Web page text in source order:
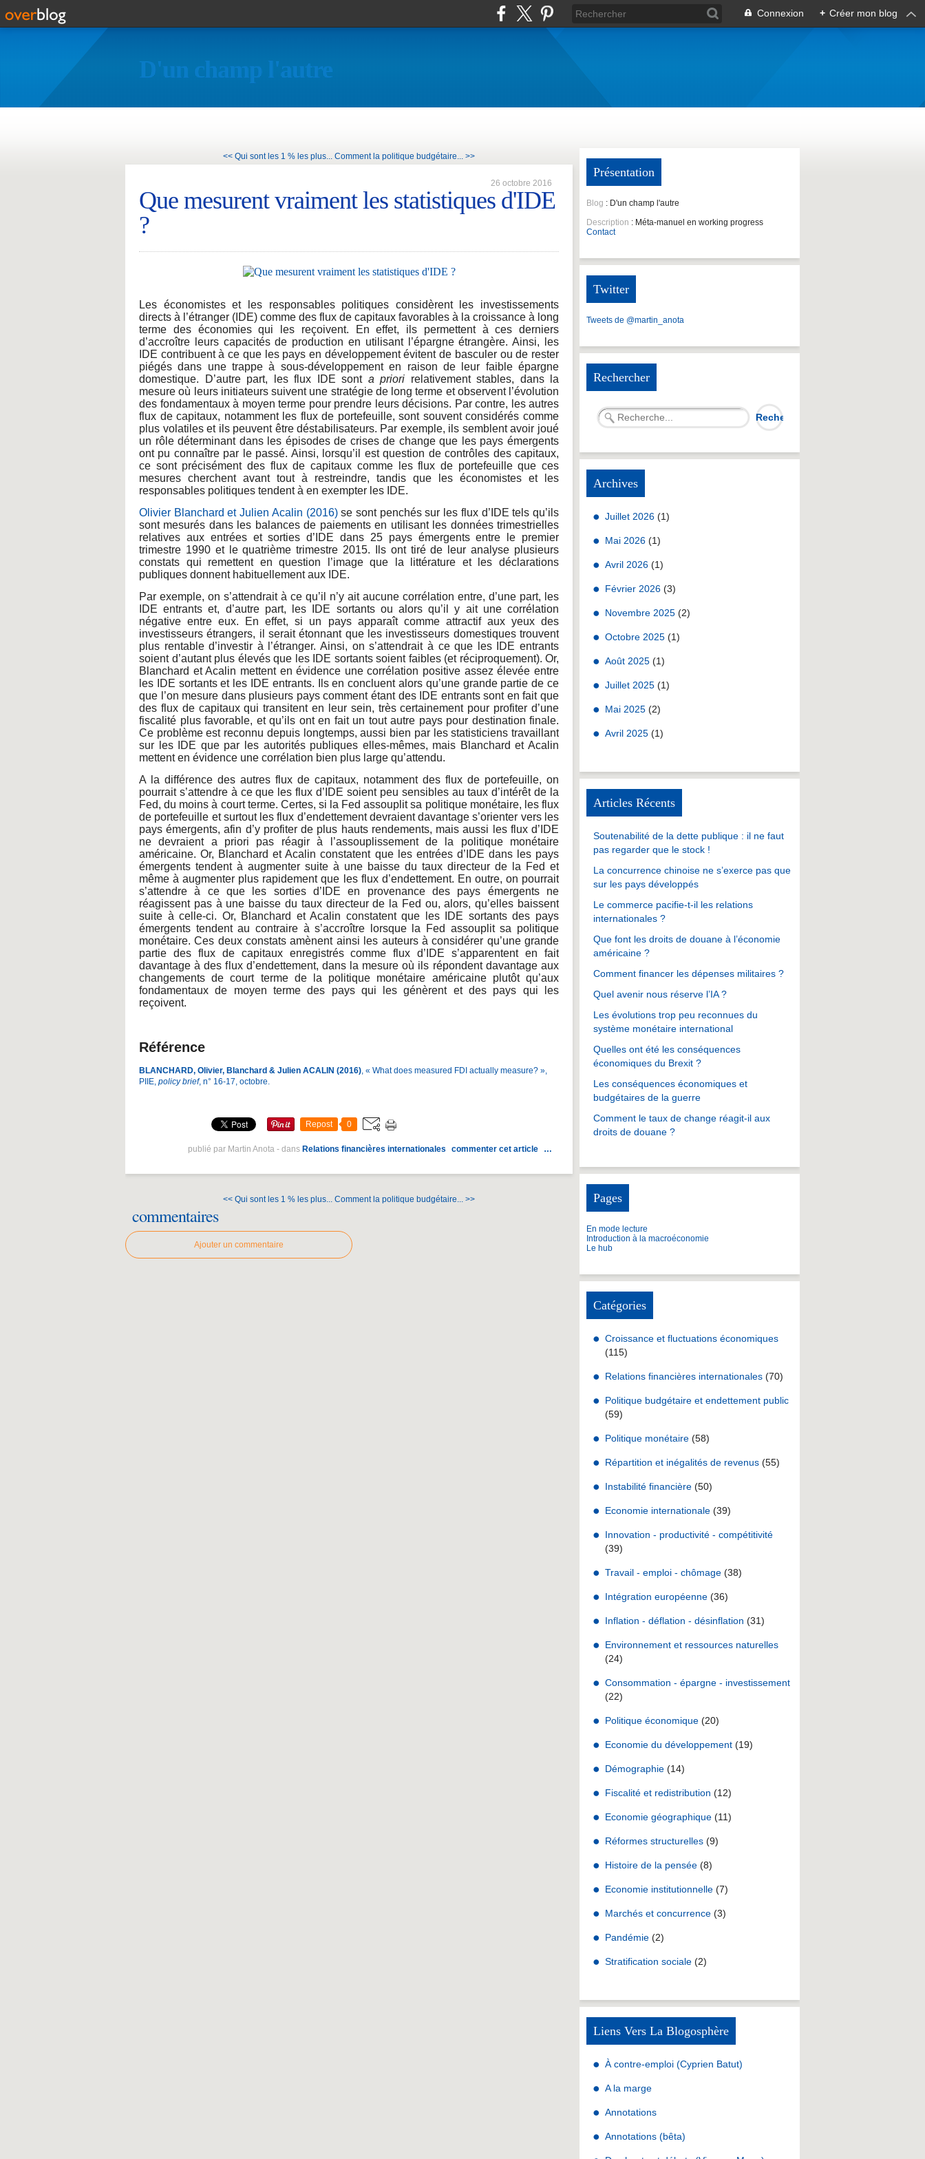
Connexion + Créer mon blog
D'un champ l'autre
<< Qui sont les 1 % les plus... Comment la politique budgétaire... >>
26 octobre 2016
Que mesurent vraiment les statistiques d'IDE
?
Les économistes et les responsables politiques considèrent les investissements
directs à l’étranger (IDE) comme des flux de capitaux favorables à la croissance à long
terme des économies qui les reçoivent. En effet, ils permettent à ces derniers
d’accroître leurs capacités de production en utilisant l’épargne étrangère. Ainsi, les
IDE contribuent à ce que les pays en développement évitent de basculer ou de rester
piégés dans une trappe à sous-développement en raison de leur faible épargne
domestique. D’autre part, les flux IDE sont a priori relativement stables, dans la
mesure où leurs initiateurs suivent une stratégie de long terme et observent l’évolution
des fondamentaux à moyen terme pour prendre leurs décisions. Par contre, les autres
flux de capitaux, notamment les flux de portefeuille, sont souvent considérés comme
plus volatiles et ils peuvent être déstabilisateurs. Par exemple, ils semblent avoir joué
un rôle déterminant dans les épisodes de crises de change que les pays émergents
ont pu connaître par le passé. Ainsi, lorsqu’il est question de contrôles des capitaux,
ce sont précisément des flux de capitaux comme les flux de portefeuille que ces
mesures cherchent avant tout à restreindre, tandis que les économistes et les
responsables politiques tendent à en exempter les IDE.
Olivier Blanchard et Julien Acalin (2016)se sont penchés sur les flux d’IDE tels qu’ils
sont mesurés dans les balances de paiements en utilisant les données trimestrielles
relatives aux entrées et sorties d’IDE dans 25 pays émergents entre le premier
trimestre 1990 et le quatrième trimestre 2015. Ils ont tiré de leur analyse plusieurs
constats qui remettent en question l’image que la littérature et les déclarations
publiques donnent habituellement aux IDE.
Par exemple, on s’attendrait à ce qu’il n’y ait aucune corrélation entre, d’une part, les
IDE entrants et, d’autre part, les IDE sortants ou alors qu’il y ait une corrélation
négative entre eux. En effet, si un pays apparaît comme attractif aux yeux des
investisseurs étrangers, il serait étonnant que les investisseurs domestiques trouvent
plus rentable d’investir à l’étranger. Ainsi, on s’attendrait à ce que les IDE entrants
soient d’autant plus élevés que les IDE sortants soient faibles (et réciproquement). Or,
Blanchard et Acalin mettent en évidence une corrélation positive assez élevée entre
les IDE sortants et les IDE entrants. Ils en concluent alors qu’une grande partie de ce
que l’on mesure dans plusieurs pays comment étant des IDE entrants sont en fait que
des flux de capitaux qui transitent en leur sein, très certainement pour profiter d’une
fiscalité plus favorable, et qu’ils ont en fait un tout autre pays pour destination finale.
Ce problème est reconnu depuis longtemps, aussi bien par les statisticiens travaillant
sur les IDE que par les autorités publiques elles-mêmes, mais Blanchard et Acalin
mettent en évidence une corrélation bien plus large qu’attendu.
A la différence des autres flux de capitaux, notamment des flux de portefeuille, on
pourrait s’attendre à ce que les flux d’IDE soient peu sensibles au taux d’intérêt de la
Fed, du moins à court terme. Certes, si la Fed assouplit sa politique monétaire, les flux
de portefeuille et surtout les flux d’endettement devraient davantage s’orienter vers les
pays émergents, afin d’y profiter de plus hauts rendements, mais aussi les flux d’IDE
ne devraient a priori pas réagir à l’assouplissement de la politique monétaire
américaine. Or, Blanchard et Acalin constatent que les entrées d’IDE dans les pays
émergents tendent à augmenter suite à une baisse du taux directeur de la Fed et
même à augmenter plus rapidement que les flux d’endettement. En outre, on pourrait
s’attendre à ce que les sorties d’IDE en provenance des pays émergents ne
réagissent pas à une baisse du taux directeur de la Fed ou, alors, qu’elles baissent
suite à celle-ci. Or, Blanchard et Acalin constatent que les IDE sortants des pays
émergents tendent au contraire à s’accroître lorsque la Fed assouplit sa politique
monétaire. Ces deux constats amènent ainsi les auteurs à considérer qu’une grande
partie des flux de capitaux enregistrés comme flux d’IDE s’apparentent en fait
davantage à des flux d’endettement, dans la mesure où ils répondent davantage aux
changements de court terme de la politique monétaire américaine plutôt qu’aux
fondamentaux de moyen terme des pays qui les génèrent et des pays qui les
reçoivent.
Référence
BLANCHARD, Olivier, Blanchard & Julien ACALIN (2016), « What does measured FDI actually measure? »,
PIIE, policy brief, n° 16-17, octobre.
Repost 0
publié par Martin Anota - dans Relations financières internationales commenter cet article …
<< Qui sont les 1 % les plus... Comment la politique budgétaire... >>
commentaires
Ajouter un commentaire
Présentation
Blog : D'un champ l'autre
Description : Méta-manuel en working progress
Contact
Twitter
Tweets de @martin_anota
Rechercher
Archives
Juillet 2026 (1)
Mai 2026 (1)
Avril 2026 (1)
Février 2026 (3)
Novembre 2025 (2)
Octobre 2025 (1)
Août 2025 (1)
Juillet 2025 (1)
Mai 2025 (2)
Avril 2025 (1)
Articles Récents
Soutenabilité de la dette publique : il ne faut
pas regarder que le stock !
La concurrence chinoise ne s’exerce pas que
sur les pays développés
Le commerce pacifie-t-il les relations
internationales ?
Que font les droits de douane à l’économie
américaine ?
Comment financer les dépenses militaires ?
Quel avenir nous réserve l’IA ?
Les évolutions trop peu reconnues du
système monétaire international
Quelles ont été les conséquences
économiques du Brexit ?
Les conséquences économiques et
budgétaires de la guerre
Comment le taux de change réagit-il aux
droits de douane ?
Pages
En mode lecture
Introduction à la macroéconomie
Le hub
Catégories
Croissance et fluctuations économiques
(115)
Relations financières internationales (70)
Politique budgétaire et endettement public
(59)
Politique monétaire (58)
Répartition et inégalités de revenus (55)
Instabilité financière (50)
Economie internationale (39)
Innovation - productivité - compétitivité
(39)
Travail - emploi - chômage (38)
Intégration européenne (36)
Inflation - déflation - désinflation (31)
Environnement et ressources naturelles
(24)
Consommation - épargne - investissement
(22)
Politique économique (20)
Economie du développement (19)
Démographie (14)
Fiscalité et redistribution (12)
Economie géographique (11)
Réformes structurelles (9)
Histoire de la pensée (8)
Economie institutionnelle (7)
Marchés et concurrence (3)
Pandémie (2)
Stratification sociale (2)
Liens Vers La Blogosphère
À contre-emploi (Cyprien Batut)
A la marge
Annotations
Annotations (bêta)